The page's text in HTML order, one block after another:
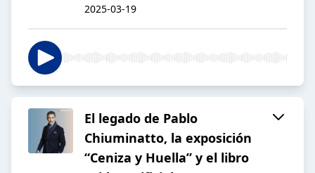
2025-03-19
El legado de Pablo
Chiuminatto, la exposición
“Ceniza y Huella” y el libro